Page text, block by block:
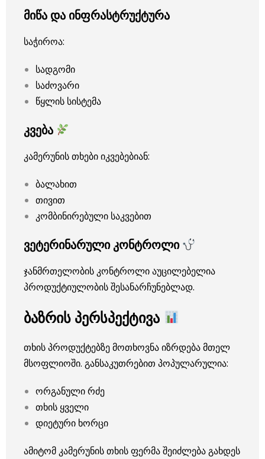
მიწა და ინფრასტრუქტურა
საჭიროა:
სადგომი
საძოვარი
წყლის სისტემა
კვება
კამერუნის თხები იკვებებიან:
ბალახით
თივით
კომბინირებული საკვებით
ვეტერინარული კონტროლი
ჯანმრთელობის კონტროლი აუცილებელია
პროდუქტიულობის შესანარჩუნებლად.
ბაზრის პერსპექტივა
თხის პროდუქტებზე მოთხოვნა იზრდება მთელ
მსოფლიოში. განსაკუთრებით პოპულარულია:
ორგანული რძე
თხის ყველი
დიეტური ხორცი
ამიტომ კამერუნის თხის ფერმა შეიძლება გახდეს